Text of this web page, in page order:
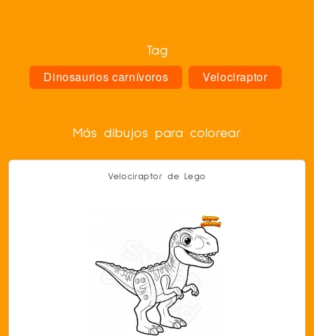
Tag
Dinosaurios carnívoros Velociraptor
Más dibujos para colorear
Velociraptor de Lego